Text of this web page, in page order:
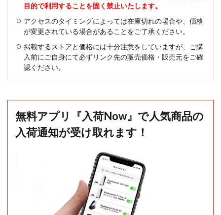
目的で利用することを固く禁止いたします。
アクセスのタイミングによっては在庫切れの場合や、価格
が変更されている場合があることをご了承ください。
掲載するストアと価格には十分注意をしていますが、ご購
入前にご自身にて必ずリンク先の販売価格・販売元をご確
認ください。
無料アプリ『入荷Now』で人気商品の
入荷通知が受け取れます！